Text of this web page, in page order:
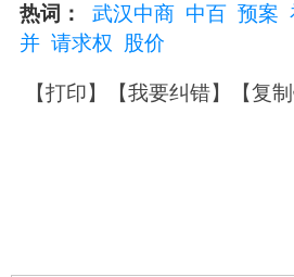
热词： 武汉中商 中百 预案
并 请求权 股价
【打印】【我要纠错】【复